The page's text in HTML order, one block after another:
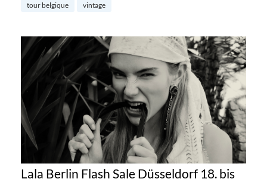
tour belgique
vintage
Lala Berlin Flash Sale Düsseldorf 18. bis